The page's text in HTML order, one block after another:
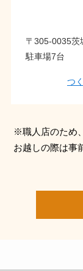
〒305-0035茨
駐車場7台
つ
※職人店のため
お越しの際は事